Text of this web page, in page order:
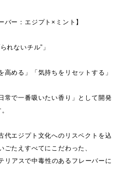
バー：エジプト×ミント】
れないチル”」
高める」「気持ちをリセットする」
常で一番吸いたい香り」として開発
代エジプト文化へのリスペクトを込
たえすべてにこだわった、
リアスで中毒性のあるフレーバーに